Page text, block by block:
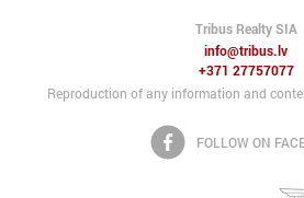
Tribus Realty SIA
info@tribus.lv
+371 27757077
Reproduction of any information and
FOLLOW ON